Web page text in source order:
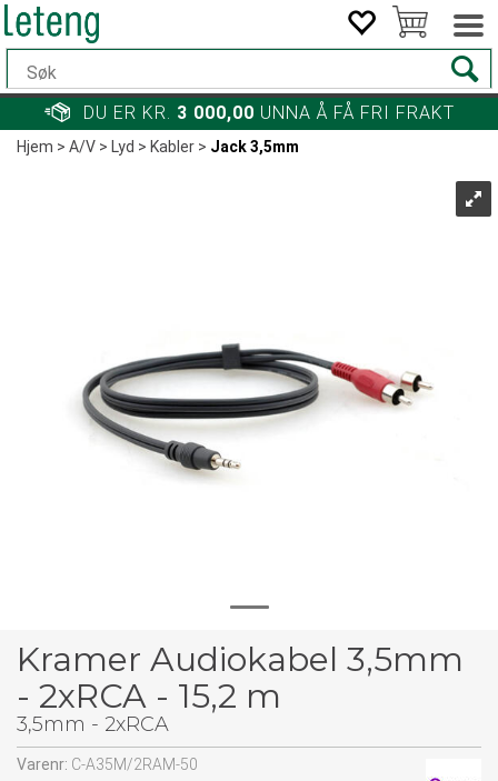
DU ER KR. 3 000,00 UNNA Å FÅ FRI FRAKT
Hjem>A/V>Lyd>Kabler>Jack 3,5mm
Kramer Audiokabel 3,5mm
- 2xRCA - 15,2 m
3,5mm - 2xRCA
Varenr: C-A35M/2RAM-50